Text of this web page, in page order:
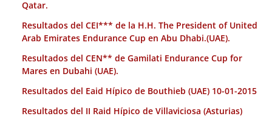
Qatar.
Resultados del CEI*** de la H.H. The President of United
Arab Emirates Endurance Cup en Abu Dhabi.(UAE).
Resultados del CEN** de Gamilati Endurance Cup for
Mares en Dubahi (UAE).
Resultados del Eaid Hípico de Bouthieb (UAE) 10-01-2015
Resultados del II Raid Hípico de Villaviciosa (Asturias)